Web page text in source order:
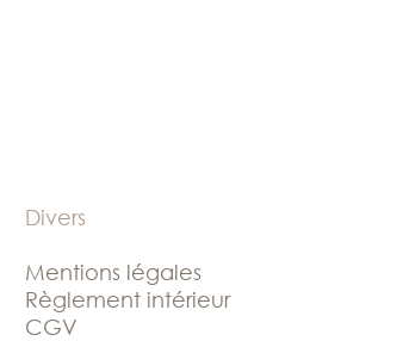
Divers
Mentions légales
Règlement intérieur
CGV